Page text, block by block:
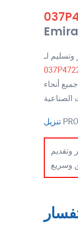
أنحاء
وتقديم